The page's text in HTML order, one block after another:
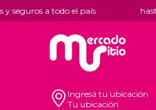
seguros a todo el país
Ingresá tu ubicación
Tu ubicación